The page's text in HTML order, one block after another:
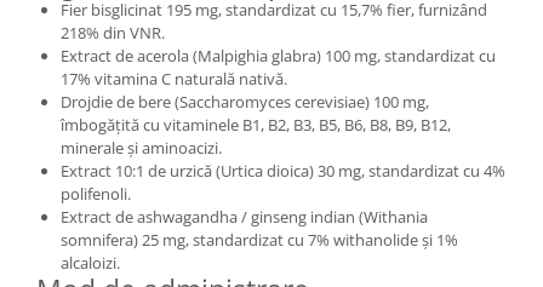
Fier bisglicinat 195 mg, standardizat cu 15,7% fier, furnizând
218% din VNR.
Extract de acerola (Malpighia glabra) 100 mg, standardizat cu
17% vitamina C naturală nativă.
Drojdie de bere (Saccharomyces cerevisiae) 100 mg,
îmbogățită cu vitaminele B1, B2, B3, B5, B6, B8, B9, B12,
minerale și aminoacizi.
Extract 10:1 de urzică (Urtica dioica) 30 mg, standardizat cu 4%
polifenoli.
Extract de ashwagandha / ginseng indian (Withania
somnifera) 25 mg, standardizat cu 7% withanolide și 1%
alcaloizi.